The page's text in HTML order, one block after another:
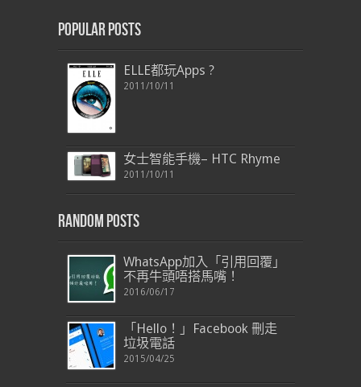
Popular Posts
ELLE都玩Apps ?
2011/10/11
女士智能手機– HTC Rhyme
2011/10/11
Random Posts
WhatsApp加入「引用回覆」
不再牛頭唔搭馬嘴！
2016/06/17
「Hello！」Facebook 刪走
垃圾電話
2015/04/25